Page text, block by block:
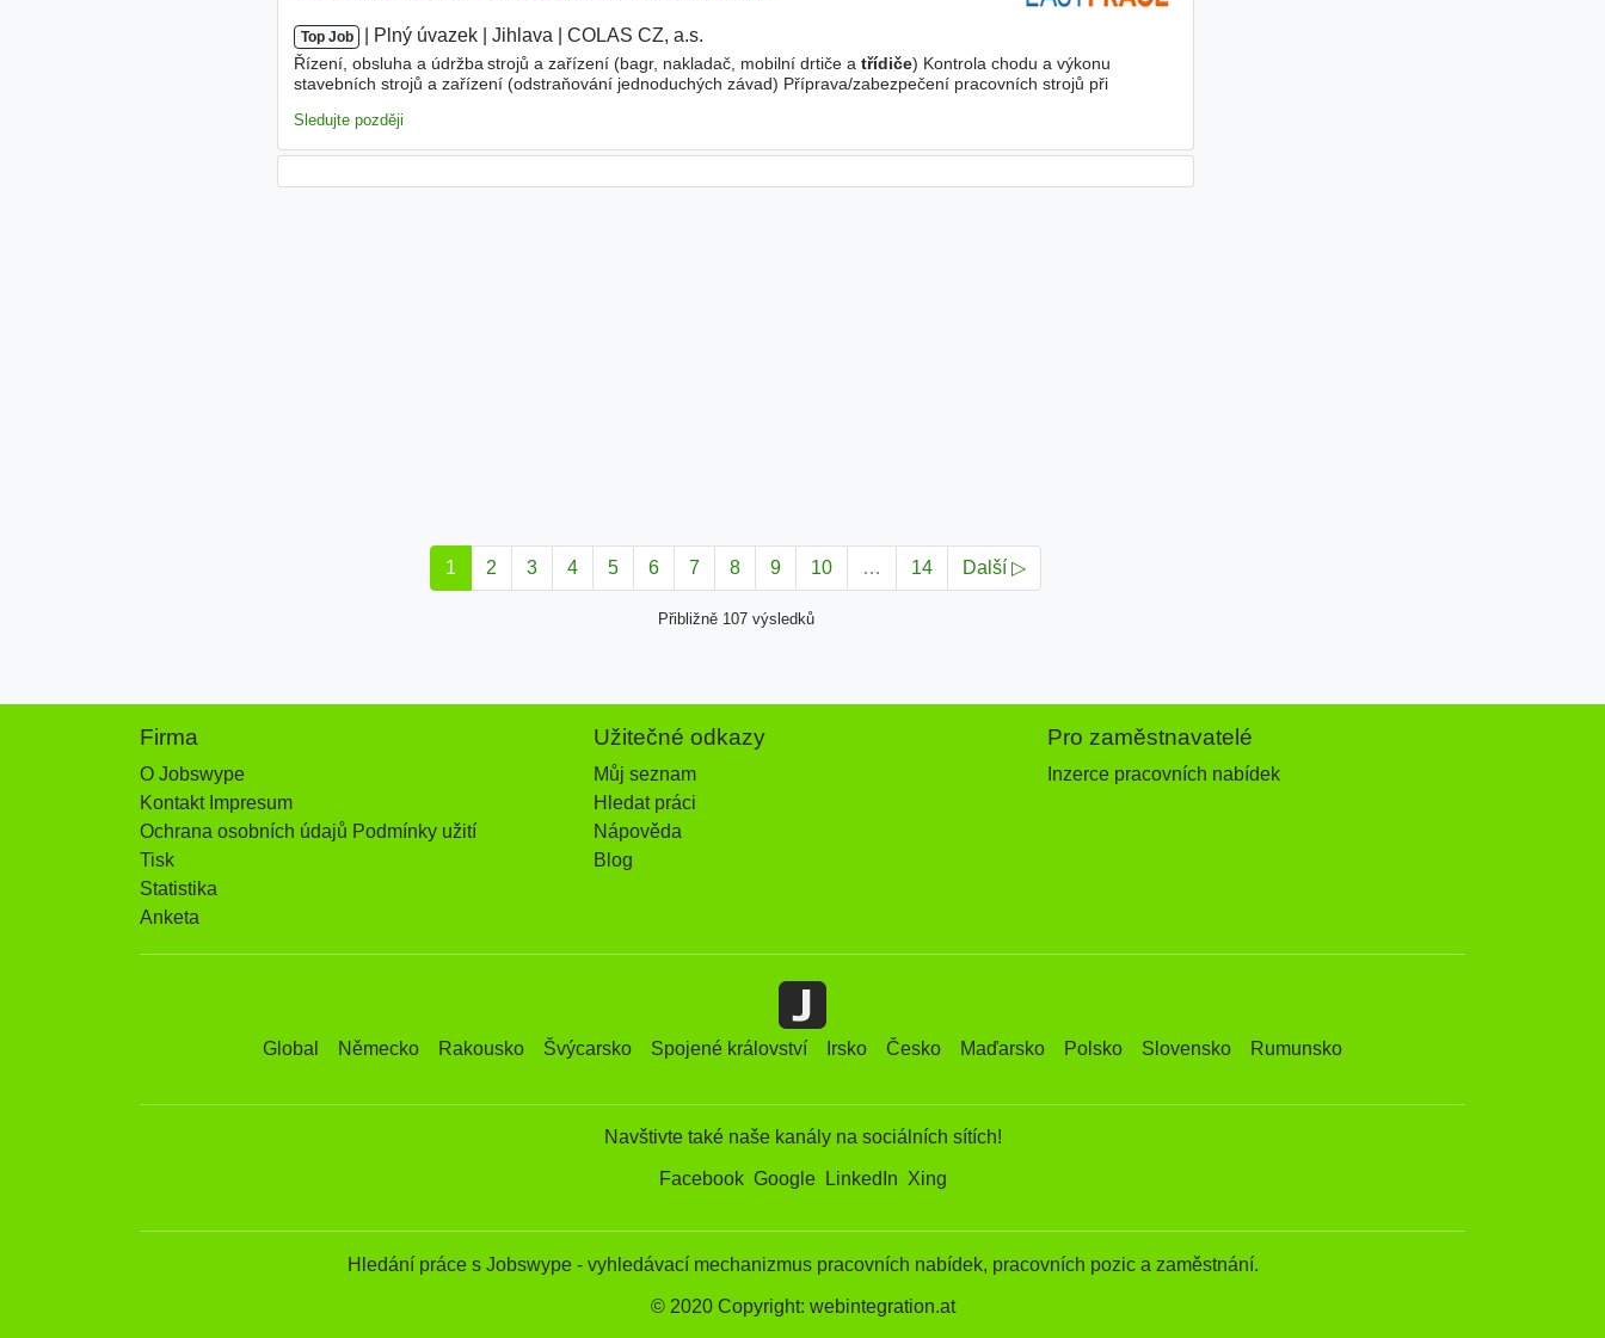
Top Job Plný úvazek Jihlava COLAS CZ, a.s.
Řízení, obsluha a údržba strojů a zařízení (bagr, nakladač, mobilní drtiče a třídiče) Kontrola chodu a výkonu
stavebních strojů a zařízení (odstraňování jednoduchých závad) Příprava/zabezpečení pracovních strojů při
Sledujte později
1 2 3 4 5 6 7 8 9 10 … 14 Další ▷
Přibližně 107 výsledků
Firma
O Jobswype
Kontakt Impresum
Ochrana osobních údajů Podmínky užití
Tisk
Statistika
Anketa
Užitečné odkazy
Můj seznam
Hledat práci
Nápověda
Blog
Pro zaměstnavatelé
Inzerce pracovních nabídek
Global Německo Rakousko Švýcarsko Spojené království Irsko Česko Maďarsko Polsko Slovensko Rumunsko
Navštivte také naše kanály na sociálních sítích!
Facebook Google LinkedIn Xing
Hledání práce s Jobswype - vyhledávací mechanizmus pracovních nabídek, pracovních pozic a zaměstnání.
© 2020 Copyright: webintegration.at